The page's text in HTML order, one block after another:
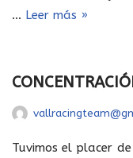
… Leer más »
Tuvimos el placer